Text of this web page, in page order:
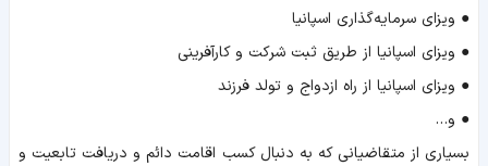
● ویزای سرمایه‌گذاری اسپانیا
● ویزای اسپانیا از طریق ثبت شرکت و کارآفرینی
● ویزای اسپانیا از راه ازدواج و تولد فرزند
● و…
بسیاری از متقاضیانی که به دنبال کسب اقامت دائم و دریافت تابعیت و